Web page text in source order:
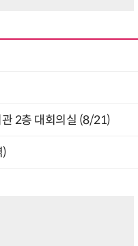
2층 대회의실 (8/21)
)